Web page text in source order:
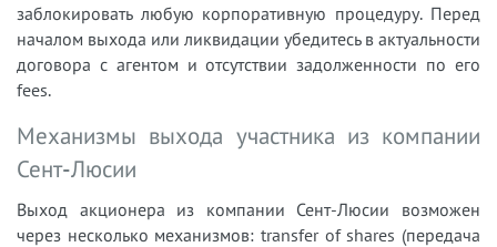
заблокировать любую корпоративную процедуру. Перед
началом выхода или ликвидации убедитесь в актуальности
договора с агентом и отсутствии задолженности по его
fees.
Механизмы выхода участника из компании
Сент-Люсии
Выход акционера из компании Сент-Люсии возможен
через несколько механизмов: transfer of shares (передача